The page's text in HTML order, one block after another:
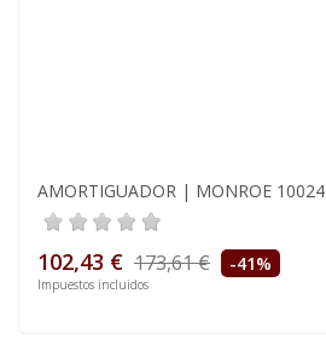
AMORTIGUADOR | MONROE 10024
102,43 € 173,61 € -41%
Impuestos incluidos